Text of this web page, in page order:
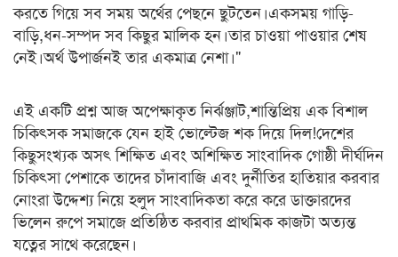
করতে গিয়ে সব সময় অর্থের পেছনে ছুটতেন।একসময় গাড়ি-
বাড়ি,ধন-সম্পদ সব কিছুর মালিক হন।তার চাওয়া পাওয়ার শেষ
নেই।অর্থ উপার্জনই তার একমাত্র নেশা।"
এই একটি প্রশ্ন আজ অপেক্ষাকৃত নির্ঝঞ্জাট,শান্তিপ্রিয় এক বিশাল
চিকিৎসক সমাজকে যেন হাই ভোল্টেজ শক দিয়ে দিল!দেশের
কিছুসংখ্যক অসৎ শিক্ষিত এবং অশিক্ষিত সাংবাদিক গোষ্ঠী দীর্ঘদিন
চিকিৎসা পেশাকে তাদের চাঁদাবাজি এবং দুর্নীতির হাতিয়ার করবার
নোংরা উদ্দেশ্য নিয়ে হলুদ সাংবাদিকতা করে করে ডাক্তারদের
ভিলেন রুপে সমাজে প্রতিষ্ঠিত করবার প্রাথমিক কাজটা অত্যন্ত
যত্নের সাথে করেছেন।